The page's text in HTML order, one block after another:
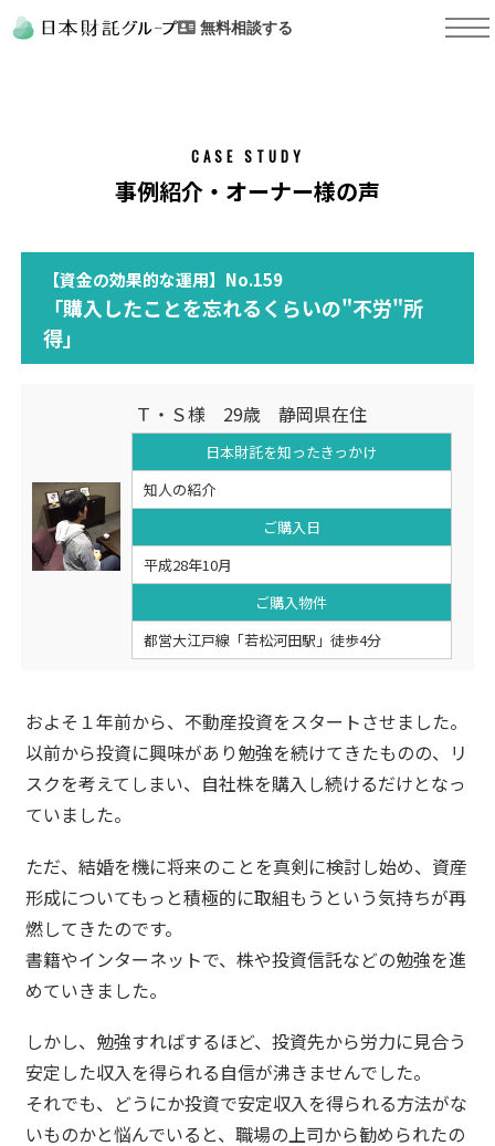
無料相談する
CASE STUDY
事例紹介・オーナー様の声
【資金の効果的な運用】No.159
「購入したことを忘れるくらいの"不労"所
得」
Ｔ・Ｓ様 29歳 静岡県在住
日本財託を知ったきっかけ
知人の紹介
ご購入日
平成28年10月
ご購入物件
都営大江戸線「若松河田駅」徒歩4分
およそ１年前から、不動産投資をスタートさせました。
以前から投資に興味があり勉強を続けてきたものの、リ
スクを考えてしまい、自社株を購入し続けるだけとなっ
ていました。
ただ、結婚を機に将来のことを真剣に検討し始め、資産
形成についてもっと積極的に取組もうという気持ちが再
燃してきたのです。
書籍やインターネットで、株や投資信託などの勉強を進
めていきました。
しかし、勉強すればするほど、投資先から労力に見合う
安定した収入を得られる自信が沸きませんでした。
それでも、どうにか投資で安定収入を得られる方法がな
いものかと悩んでいると、職場の上司から勧められたの